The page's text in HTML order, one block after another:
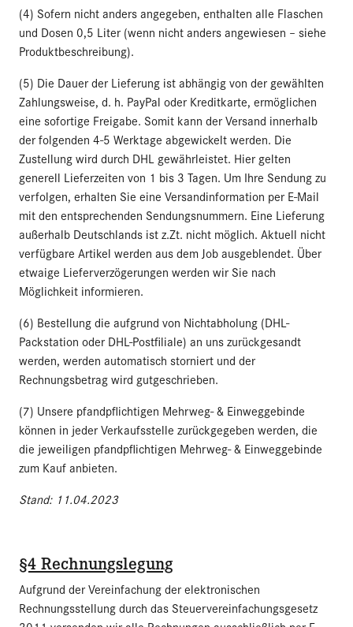
(4) Sofern nicht anders angegeben, enthalten alle Flaschen
und Dosen 0,5 Liter (wenn nicht anders angewiesen – siehe
Produktbeschreibung).
(5) Die Dauer der Lieferung ist abhängig von der gewählten
Zahlungsweise, d. h. PayPal oder Kreditkarte, ermöglichen
eine sofortige Freigabe. Somit kann der Versand innerhalb
der folgenden 4-5 Werktage abgewickelt werden. Die
Zustellung wird durch DHL gewährleistet. Hier gelten
generell Lieferzeiten von 1 bis 3 Tagen. Um Ihre Sendung zu
verfolgen, erhalten Sie eine Versandinformation per E-Mail
mit den entsprechenden Sendungsnummern. Eine Lieferung
außerhalb Deutschlands ist z.Zt. nicht möglich. Aktuell nicht
verfügbare Artikel werden aus dem Job ausgeblendet. Über
etwaige Lieferverzögerungen werden wir Sie nach
Möglichkeit informieren.
(6) Bestellung die aufgrund von Nichtabholung (DHL-
Packstation oder DHL-Postfiliale) an uns zurückgesandt
werden, werden automatisch storniert und der
Rechnungsbetrag wird gutgeschrieben.
(7) Unsere pfandpflichtigen Mehrweg- & Einweggebinde
können in jeder Verkaufsstelle zurückgegeben werden, die
die jeweiligen pfandpflichtigen Mehrweg- & Einweggebinde
zum Kauf anbieten.
Stand: 11.04.2023
§4 Rechnungslegung
Aufgrund der Vereinfachung der elektronischen
Rechnungsstellung durch das Steuervereinfachungsgesetz